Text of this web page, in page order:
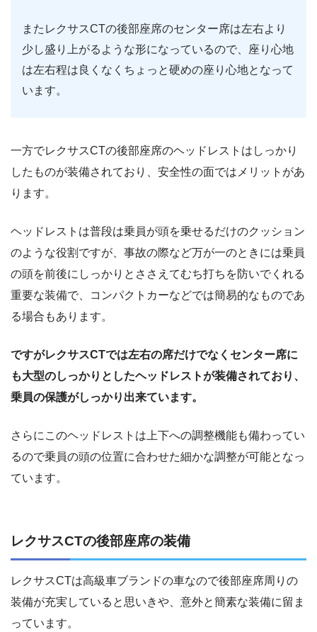
またレクサスCTの後部座席のセンター席は左右より
少し盛り上がるような形になっているので、座り心地
は左右程は良くなくちょっと硬めの座り心地となって
います。
一方でレクサスCTの後部座席のヘッドレストはしっかり
したものが装備されており、安全性の面ではメリットがあ
ります。
ヘッドレストは普段は乗員が頭を乗せるだけのクッション
のような役割ですが、事故の際など万が一のときには乗員
の頭を前後にしっかりとささえてむち打ちを防いでくれる
重要な装備で、コンパクトカーなどでは簡易的なものであ
る場合もあります。
ですがレクサスCTでは左右の席だけでなくセンター席に
も大型のしっかりとしたヘッドレストが装備されており、
乗員の保護がしっかり出来ています。
さらにこのヘッドレストは上下への調整機能も備わってい
るので乗員の頭の位置に合わせた細かな調整が可能となっ
ています。
レクサスCTの後部座席の装備
レクサスCTは高級車ブランドの車なので後部座席周りの
装備が充実していると思いきや、意外と簡素な装備に留ま
っています。